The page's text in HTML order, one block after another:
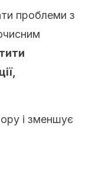
проблеми з
і зменшує